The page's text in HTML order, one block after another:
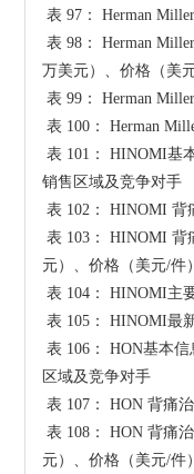
表 97： Herman Miller 背痛治疗椅产品规格及应用
表 98： Herman Miller 背痛治疗椅销量（千件）、收入（百
万美元）、价格（美
表 99： Herman Miller主要业务介绍
表 100： Herman Miller最新发展动态
表 101： HINOMI基本信息、总部、背痛治疗椅产地分布、
销售区域及竞争对手
表 102： HINOMI 背痛治疗椅产品规格及应用
表 103： HINOMI 背痛治疗椅销量（千件）、收入（百万美
元）、价格（美元/件
表 104： HINOMI主要业务介绍
表 105： HINOMI最新发展动态
表 106： HON基本信息、总部、背痛治疗椅产地分布、销售
区域及竞争对手
表 107： HON 背痛治疗椅产品规格及应用
表 108： HON 背痛治疗椅销量（千件）、收入（百万美
元）、价格（美元/件